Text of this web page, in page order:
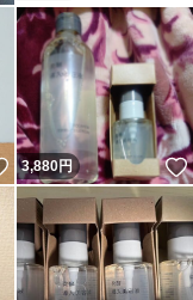
いいね！
3,880円